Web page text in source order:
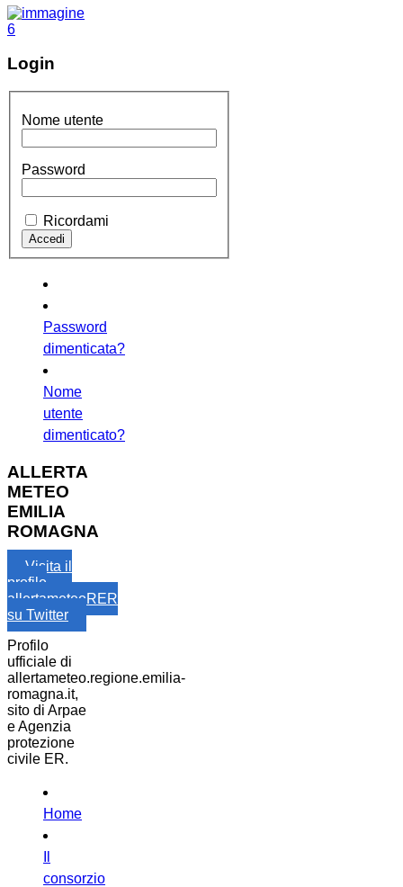
Login
Nome utente
Password
Ricordami
Password
dimenticata?
Nome
utente
dimenticato?
ALLERTA
METEO
EMILIA
ROMAGNA
Visita il
profilo
allertameteoRER
su Twitter
Profilo
ufficiale di
allertameteo.regione.emilia-
romagna.it,
sito di Arpae
e Agenzia
protezione
civile ER.
Home
consorzio